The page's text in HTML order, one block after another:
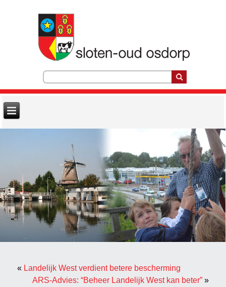
« Landelijk West verdient betere bescherming
ARS-Advies: “Beheer Landelijk West kan beter”»